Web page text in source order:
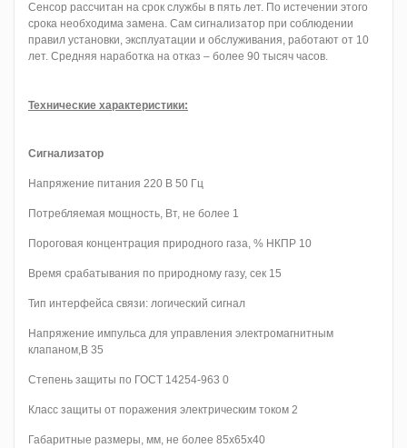
Сенсор рассчитан на срок службы в пять лет. По истечении этого
срока необходима замена. Сам сигнализатор при соблюдении
правил установки, эксплуатации и обслуживания, работают от 10
лет. Средняя наработка на отказ – более 90 тысяч часов.
Технические характеристики:
Сигнализатор
Напряжение питания 220 В 50 Гц
Потребляемая мощность, Вт, не более 1
Пороговая концентрация природного газа, % НКПР 10
Время срабатывания по природному газу, сек 15
Тип интерфейса связи: логический сигнал
Напряжение импульса для управления электромагнитным
клапаном,В 35
Степень защиты по ГОСТ 14254-963 0
Класс защиты от поражения электрическим током 2
Габаритные размеры, мм, не более 85х65х40